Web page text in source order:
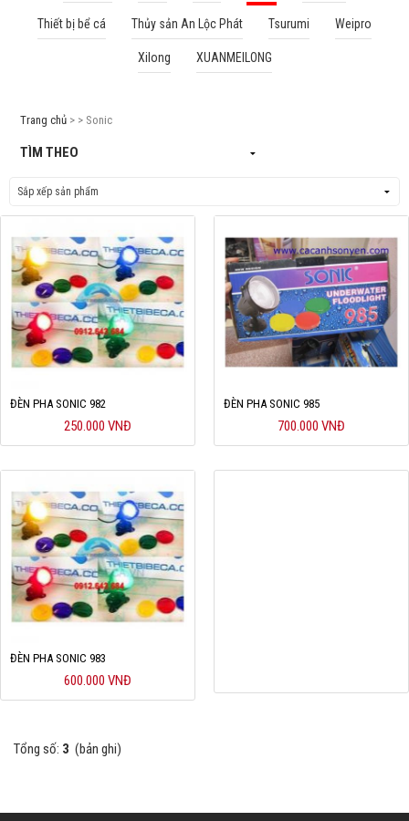
Thiết bị bể cá Thủy sản An Lộc Phát Tsurumi Weipro
Xilong XUANMEILONG
Trang chủ > > Sonic
TÌM THEO
ĐÈN PHA SONIC 982
250.000 VNĐ
ĐÈN PHA SONIC 985
700.000 VNĐ
ĐÈN PHA SONIC 983
600.000 VNĐ
Tổng số: 3 (bản ghi)
Cá rồng & Phụ kiện
Bể thủy sinh & Phụ kiện
Dịch vụ
Kiến thức
Bán Buôn
Liên hệ